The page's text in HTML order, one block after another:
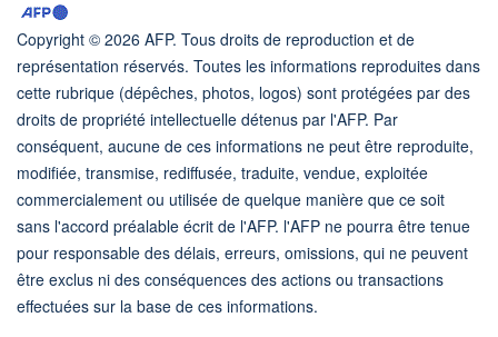
Copyright © 2026 AFP. Tous droits de reproduction et de
représentation réservés. Toutes les informations reproduites dans
cette rubrique (dépêches, photos, logos) sont protégées par des
droits de propriété intellectuelle détenus par l'AFP. Par
conséquent, aucune de ces informations ne peut être reproduite,
modifiée, transmise, rediffusée, traduite, vendue, exploitée
commercialement ou utilisée de quelque manière que ce soit
sans l'accord préalable écrit de l'AFP. l'AFP ne pourra être tenue
pour responsable des délais, erreurs, omissions, qui ne peuvent
être exclus ni des conséquences des actions ou transactions
effectuées sur la base de ces informations.